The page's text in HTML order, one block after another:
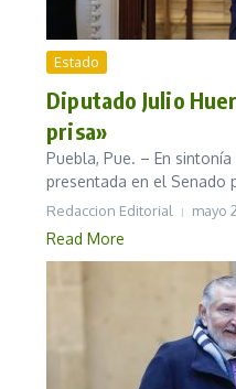
Estado
Diputado Julio
prisa»
Puebla, Pue. – En
presentada en el Senado
Redaccion Editorial mayo
Read More